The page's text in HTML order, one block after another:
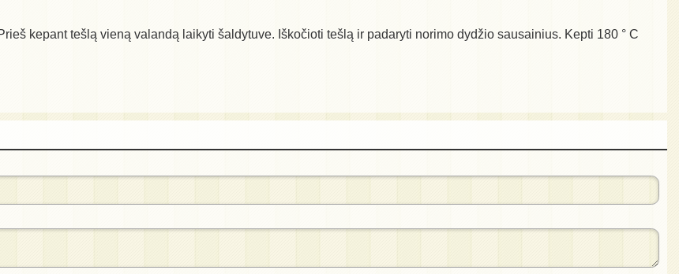
kepant tešlą vieną valandą laikyti šaldytuve. Iškočioti tešlą ir padaryti norimo dydžio sausainius. Kepti 180 ° C